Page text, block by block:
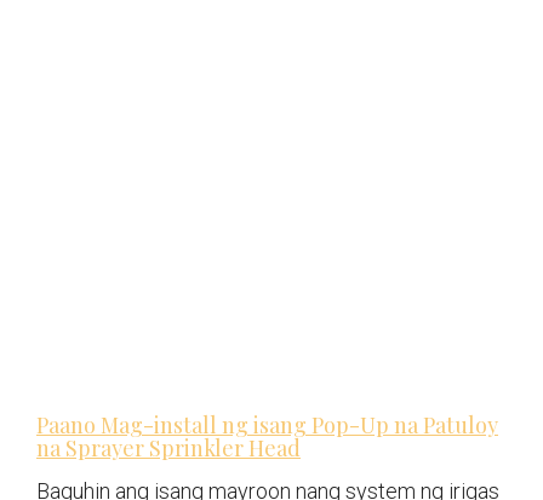
Paano Mag-install ng isang Pop-Up na Patuloy
na Sprayer Sprinkler Head
Baguhin ang isang mayroon nang system ng irigas